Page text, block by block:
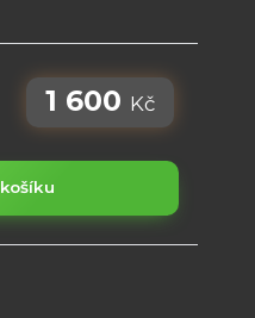
1 600 Kč